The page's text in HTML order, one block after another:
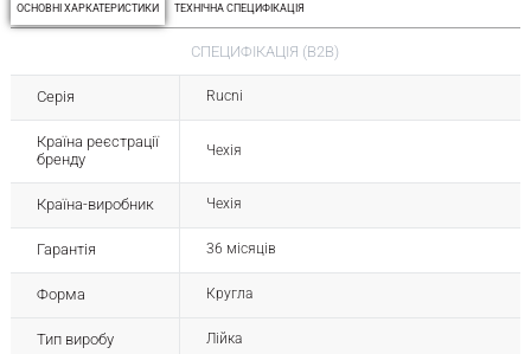
ОСНОВНІ ХАРКАТЕРИСТИКИ ТЕХНІЧНА СПЕЦИФІКАЦІЯ
СПЕЦИФІКАЦІЯ (B2B)
Серія Rucni
Країна реєстрації
бренду
Чехія
Країна-виробник Чехія
Гарантія 36 місяців
Форма Кругла
Тип виробу Лійка